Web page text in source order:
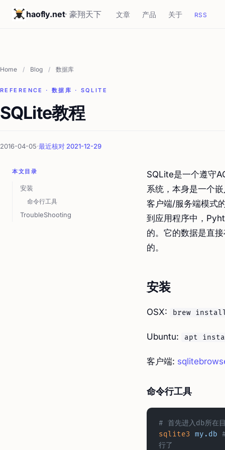
haofly.net· 豪翔天下 文章 产品 关于 RSS
Home / Blog / 数据库
REFERENCE · 数据库 · SQLITE
SQLite教程
2016-04-05·最近核对 2021-12-29
本文目录
安装
命令行工具
TroubleShooting
SQLite是一个遵守
系统，本身是一个
客户端/服务端模式
到应用程序中，
的。它的数据是直
的。
安装
OSX: brew
Ubuntu: apt
客户端:
命令行工具
# 首先进入db所在
sqlite3 my.db
行了